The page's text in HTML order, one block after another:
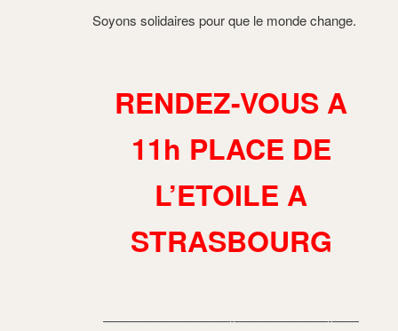
Soyons solidaires pour que le monde change.
RENDEZ-VOUS A
11h PLACE DE
L’ETOILE A
STRASBOURG
————————–—-———————-——